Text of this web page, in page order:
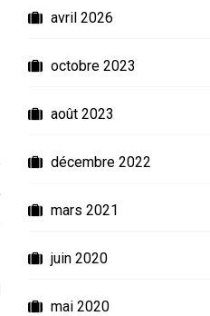
avril 2026
octobre 2023
août 2023
décembre 2022
mars 2021
juin 2020
mai 2020